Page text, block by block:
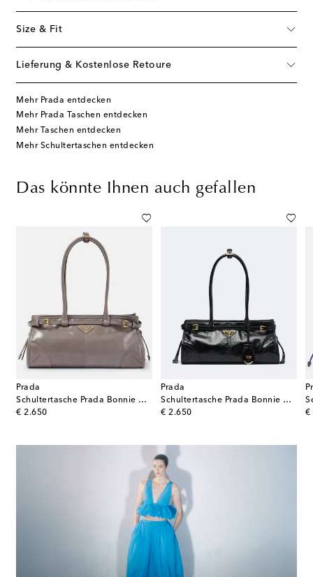
Size & Fit
Lieferung & Kostenlose Retoure
Mehr Prada entdecken
Mehr Prada Taschen entdecken
Mehr Taschen entdecken
Mehr Schultertaschen entdecken
Das könnte Ihnen auch gefallen
Prada
Schultertasche Prada Bonnie Medium aus Leder
€ 2.650
original price
Prada
Schultertasche Prada Bonnie Medium aus Leder
€ 2.650
original price €